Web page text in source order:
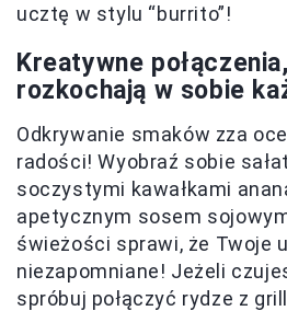
ucztę w stylu “burrito”!
Kreatywne
rozkochają w sobie
Odkrywanie smaków zza
radości! Wyobraź sobie
soczystymi kawałkami
apetycznym sosem
świeżości sprawi, że Twoje
niezapomniane! Jeżeli
spróbuj połączyć rydze z